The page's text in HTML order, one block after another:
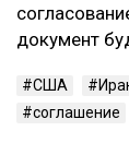
документ
США
соглашение